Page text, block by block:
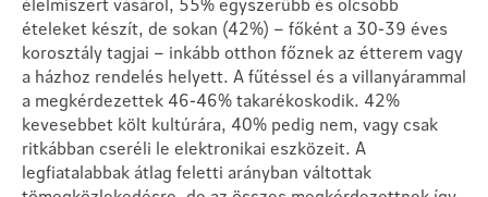
ételeket készít, de sokan (42%) – főként a 30-39 éves
korosztály tagjai – inkább otthon főznek az étterem vagy
a házhoz rendelés helyett. A fűtéssel és a villanyárammal
a megkérdezettek 46-46% takarékoskodik. 42%
kevesebbet költ kultúrára, 40% pedig nem, vagy csak
ritkábban cseréli le elektronikai eszközeit. A
legfiatalabbak átlag feletti arányban váltottak